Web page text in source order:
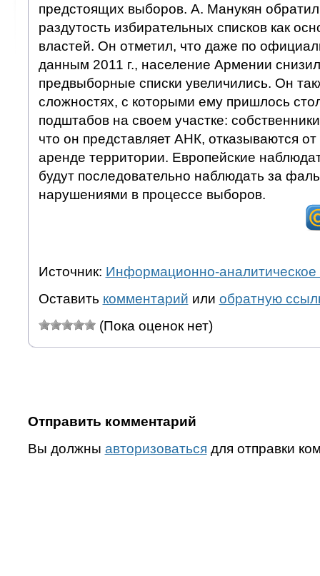
предстоящих выборов. А. Манукян
раздутость избирательных списков как
властей. Он отметил, что даже по
данным 2011 г., население Армении
предвыборные списки увеличились. Он
сложностях, с которыми ему пришлось
подштабов на своем участке:
что он представляет АНК, отказываются
аренде территории. Европейские
будут последовательно наблюдать за
нарушениями в процессе выборов.
Источник: Информационно-аналитическое
Оставить комментарий или обратную
(Пока оценок нет)
Отправить комментарий
Вы должны авторизоваться для отправки